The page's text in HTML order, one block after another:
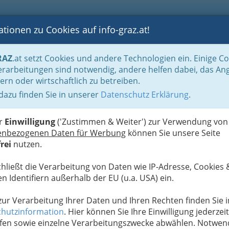
BLOGS FOTOS GASTRONOMIE BRANCHEN
zu Cookies auf info-graz.at!
.at setzt Cookies und andere Technologien ein. Einige
sind notwendig, andere helfen dabei, das
oder wirtschaftlich zu betreiben.
finden Sie in unserer Datenschutz Erklärung.
Einwilligung('Zustimmen & Weiter') zur Verwendung von
Daten für Werbung können Sie unsere Seite
nutzen.
die Verarbeitung von Daten wie IP-Adresse, Cookies
Identifiern außerhalb der EU (u.a. USA) ein.
Verarbeitung Ihrer Daten und Ihren Rechten finden Sie
. Hier können Sie Ihre Einwilligung jederzeit
sowie einzelne Verarbeitungszwecke abwählen.
& Piercen